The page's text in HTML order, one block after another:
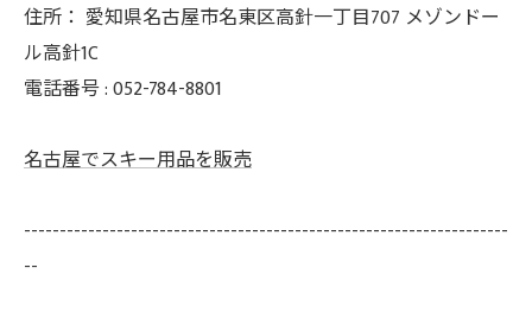
住所： 愛知県名古屋市名東区高針一丁目707 メゾンドー
ル高針1C
電話番号 :052-784-8801
名古屋でスキー用品を販売
--------------------------------------------------------------------
--